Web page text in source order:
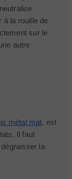
à la rouille de
sur le
autre
métal mat, est
Il faut
la